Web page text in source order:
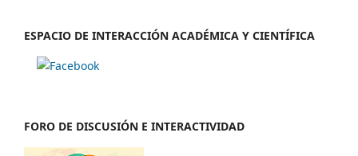
ESPACIO DE INTERACCIÓN ACADÉMICA Y CIENTÍFICA
FORO DE DISCUSIÓN E INTERACTIVIDAD